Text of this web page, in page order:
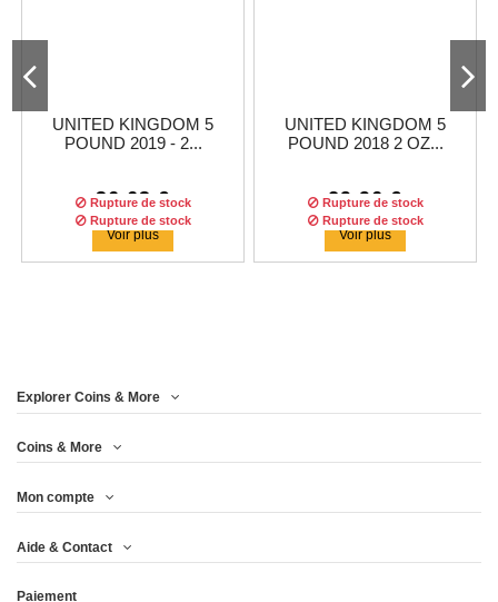
UNITED KINGDOM 5
POUND 2019 - 2...
36,63 €
Rupture de stock
Voir plus
UNITED KINGDOM 5
POUND 2018 2 OZ...
29,96 €
Rupture de stock
Voir plus
POUND 2018 - 2...
Rupture de stock Rupture de stock
Explorer Coins & More
Coins & More
Mon compte
Aide & Contact
Paiement